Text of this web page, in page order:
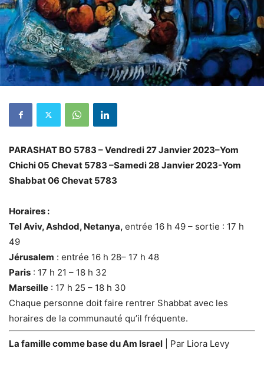
PARASHAT BO 5783 –Vendredi 27 Janvier 2023–Yom
Chichi 05 Chevat 5783 –Samedi 28 Janvier 2023-Yom
Shabbat 06 Chevat 5783
Horaires :
Tel Aviv, Ashdod, Netanya, entrée 16 h 49 – sortie : 17 h
49
Jérusalem : entrée 16 h 28– 17 h 48
Paris : 17 h 21 – 18 h 32
Marseille : 17 h 25 – 18 h 30
Chaque personne doit faire rentrer Shabbat avec les
horaires de la communauté qu’il fréquente.
La famille comme base du Am Israel | Par Liora Levy